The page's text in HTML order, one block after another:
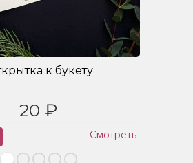
к букету
20 ₽
Смотреть